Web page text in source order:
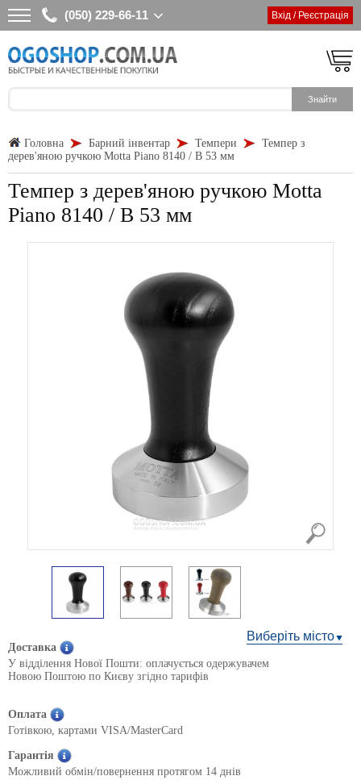
(050) 229-66-11 Вхід / Реєстрація
Головна Барний інвентар Темпери
Темпер з
дерев'яною ручкою Motta Piano 8140 / B 53 мм
Темпер з дерев'яною ручкою Motta
Piano 8140 / B 53 мм
Виберіть місто
Доставка
У відділення Нової Пошти: оплачується одержувачем
Новою Поштою по Києву згідно тарифів
Оплата
Готівкою, картами VISA/MasterCard
Гарантія
Можливий обмін/повернення протягом 14 днів